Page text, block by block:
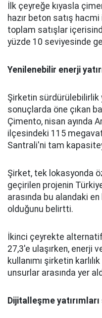
İlk çeyreğe kıyasla
hazır beton satış
toplam satışlar
yüzde 10 seviyesinde
Yenilenebilir enerji
Şirketin sürdürülebilirlik
sonuçlarda öne çıkan
Çimento, nisan ayında
ilçesindeki 115
Santrali'ni tam
Şirket, tek lokasyonda
geçirilen projenin
arasında bu alandaki
olduğunu belirtti.
İkinci çeyrekte alternatif
27,3'e ulaşırken, enerji
kullanımı şirketin
unsurlar arasında yer
Dijitalleşme